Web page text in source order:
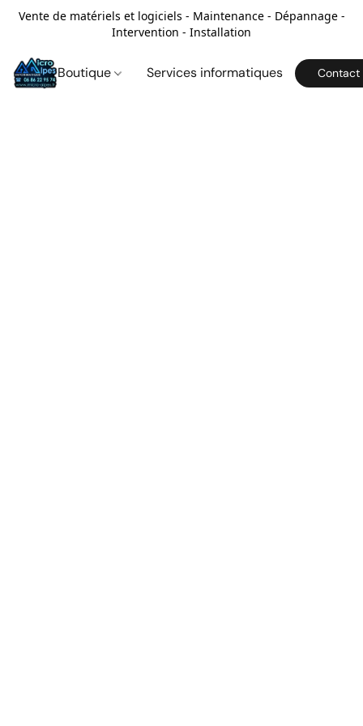
Vente de matériels et logiciels - Maintenance - Dépannage -
Intervention - Installation
Boutique Services informatiques Contact